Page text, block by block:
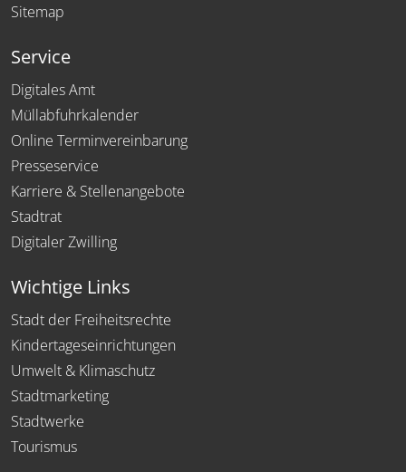
Sitemap
Service
Digitales Amt
Müllabfuhrkalender
Online Terminvereinbarung
Presseservice
Karriere & Stellenangebote
Stadtrat
Digitaler Zwilling
Wichtige Links
Stadt der Freiheitsrechte
Kindertageseinrichtungen
Umwelt & Klimaschutz
Stadtmarketing
Stadtwerke
Tourismus